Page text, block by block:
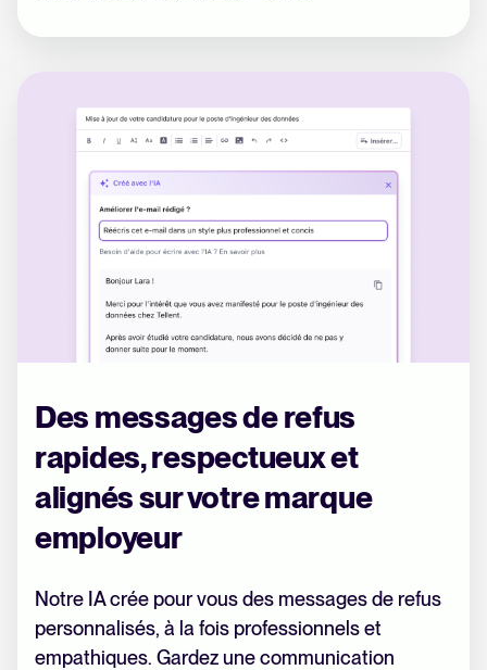
Des messages de refus
rapides, respectueux et
alignés sur votre marque
employeur
Notre IA crée pour vous des messages de refus
personnalisés, à la fois professionnels et
empathiques. Gardez une communication